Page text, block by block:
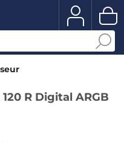
R Digital ARGB